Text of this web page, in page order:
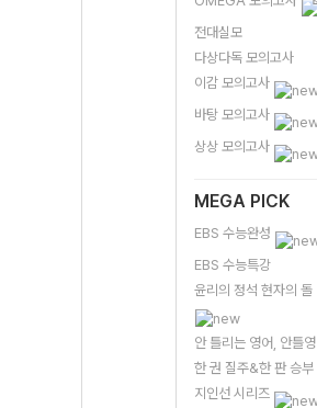
전대실모
다상다독 모의고사
이감 모의고사
바탕 모의고사
상상 모의고사
MEGA PICK
EBS 수능완성
EBS 수능특강
윤리의 정석 현자의 돌
안 틀리는 영어, 안틀영
한 권 질주&한 판 승부
지인선 시리즈